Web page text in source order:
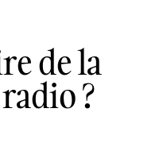
de la
?